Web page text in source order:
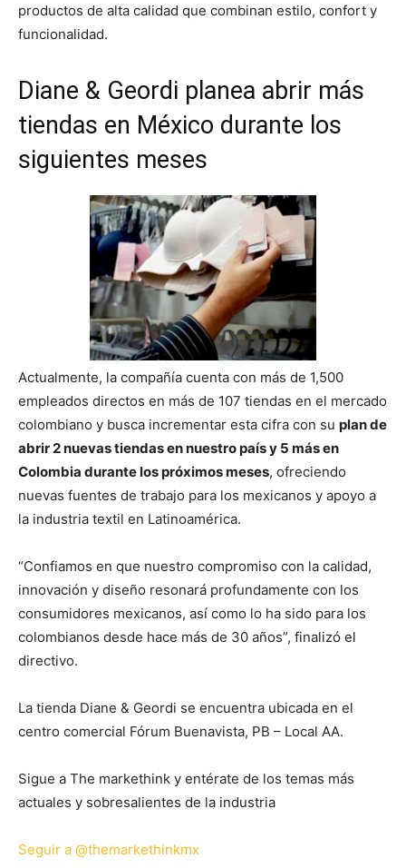
productos de alta calidad que combinan estilo, confort y
funcionalidad.
Diane & Geordi planea abrir más
tiendas en México durante los
siguientes meses
Actualmente, la compañía cuenta con más de 1,500
empleados directos en más de 107 tiendas en el mercado
colombiano y busca incrementar esta cifra con su plan de
abrir 2 nuevas tiendas en nuestro país y 5 más en
Colombia durante los próximos meses, ofreciendo
nuevas fuentes de trabajo para los mexicanos y apoyo a
la industria textil en Latinoamérica.
“Confiamos en que nuestro compromiso con la calidad,
innovación y diseño resonará profundamente con los
consumidores mexicanos, así como lo ha sido para los
colombianos desde hace más de 30 años”, finalizó el
directivo.
La tienda Diane & Geordi se encuentra ubicada en el
centro comercial Fórum Buenavista, PB – Local AA.
Sigue a The markethink y entérate de los temas más
actuales y sobresalientes de la industria
Seguir a @themarkethinkmx